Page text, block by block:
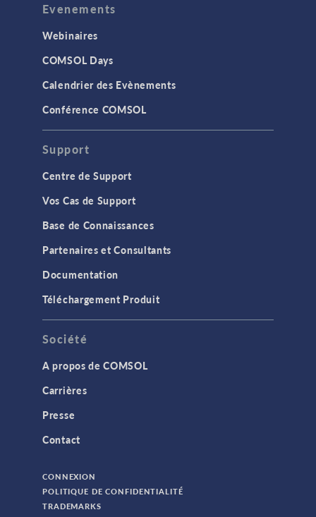
Evenements
Webinaires
COMSOL Days
Calendrier des Evènements
Conférence COMSOL
Support
Centre de Support
Vos Cas de Support
Base de Connaissances
Partenaires et Consultants
Documentation
Téléchargement Produit
Société
A propos de COMSOL
Carrières
Presse
Contact
CONNEXION
POLITIQUE DE CONFIDENTIALITÉ
TRADEMARKS